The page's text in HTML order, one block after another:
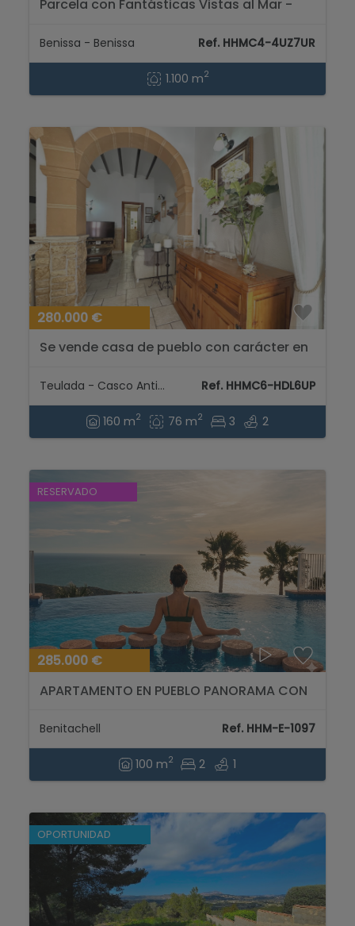
Parcela con Fantásticas Vistas al Mar -
Benissa - Benissa Ref. HHMC4-4UZ7UR
1.100 m2
280.000 €
Se vende casa de pueblo con carácter en
Teulada - Casco Antiguo Ref. HHMC6-HDL6UP
160 m2 76 m2 3 2
RESERVADO
285.000 €
APARTAMENTO EN PUEBLO PANORAMA CON
PISO...
Benitachell Ref. HHM-E-1097
100 m2 2 1
OPORTUNIDAD